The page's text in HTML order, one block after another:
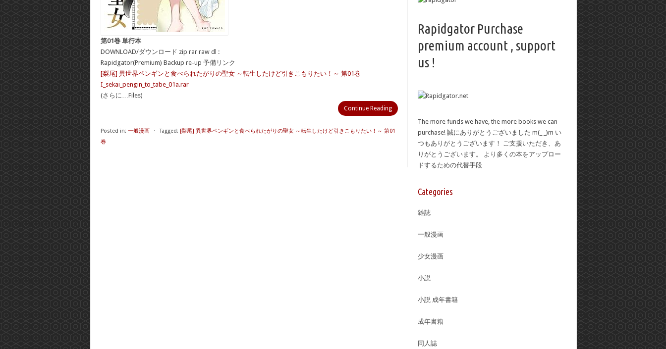
第01巻 単行本
DOWNLOAD/ダウンロード zip rar raw dl :
Rapidgator(Premium) Backup re-up 予備リンク
[梨尾] 異世界ペンギンと食べられたがりの聖女 ～転生したけど引きこもりたい！～ 第01巻
I_sekai_pengin_to_tabe_01a.rar
(さらに…Files)
Continue Reading
Posted in: 一般漫画 ⋅ Tagged: [梨尾] 異世界ペンギンと食べられたがりの聖女 ～転生したけど引きこもりたい！～ 第01
巻
Rapidgator Purchase
premium account , support
us !
The more funds we have, the more books we can
purchase! 誠にありがとうございました m(_ _)m い
つもありがとうございます！ ご支援いただき、あ
りがとうございます。 より多くの本をアップロー
ドするための代替手段
Categories
雑誌
一般漫画
少女漫画
小説
小説 成年書籍
成年書籍
同人誌